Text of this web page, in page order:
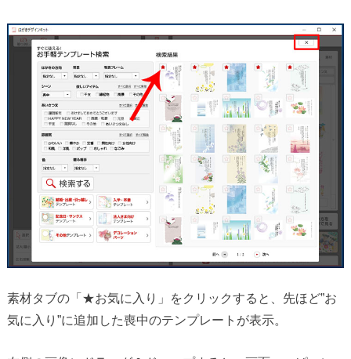
素材タブの「★お気に入り」をクリックすると、先ほど”お
気に入り”に追加した喪中のテンプレートが表示。